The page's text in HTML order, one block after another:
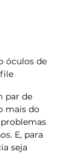
óculos de
par de
mais do
E, para
seja